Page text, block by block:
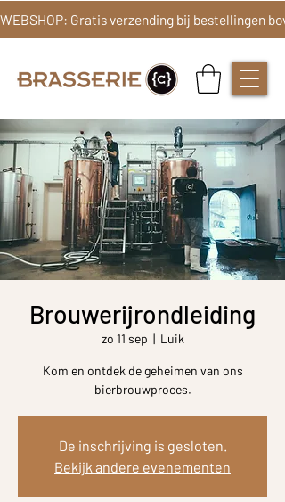
Brouwerijrondleiding
zo 11 sep
  |
Luik
Kom en ontdek de geheimen van ons
bierbrouwproces.
De inschrijving is gesloten.
Bekijk andere evenementen